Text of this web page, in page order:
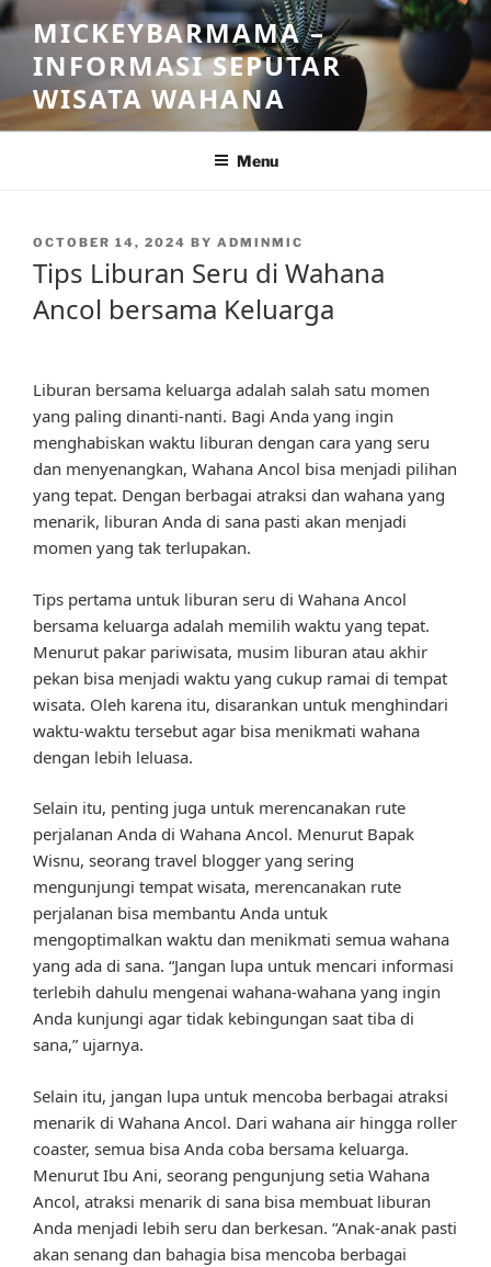
Skip
to
content
MICKEYBARMAMA –
INFORMASI SEPUTAR
WISATA WAHANA
Menu
POSTED
ON
OCTOBER 14, 2024 BY ADMINMIC
Tips Liburan Seru di Wahana
Ancol bersama Keluarga
Liburan bersama keluarga adalah salah satu momen
yang paling dinanti-nanti. Bagi Anda yang ingin
menghabiskan waktu liburan dengan cara yang seru
dan menyenangkan, Wahana Ancol bisa menjadi pilihan
yang tepat. Dengan berbagai atraksi dan wahana yang
menarik, liburan Anda di sana pasti akan menjadi
momen yang tak terlupakan.
Tips pertama untuk liburan seru di Wahana Ancol
bersama keluarga adalah memilih waktu yang tepat.
Menurut pakar pariwisata, musim liburan atau akhir
pekan bisa menjadi waktu yang cukup ramai di tempat
wisata. Oleh karena itu, disarankan untuk menghindari
waktu-waktu tersebut agar bisa menikmati wahana
dengan lebih leluasa.
Selain itu, penting juga untuk merencanakan rute
perjalanan Anda di Wahana Ancol. Menurut Bapak
Wisnu, seorang travel blogger yang sering
mengunjungi tempat wisata, merencanakan rute
perjalanan bisa membantu Anda untuk
mengoptimalkan waktu dan menikmati semua wahana
yang ada di sana. “Jangan lupa untuk mencari informasi
terlebih dahulu mengenai wahana-wahana yang ingin
Anda kunjungi agar tidak kebingungan saat tiba di
sana,” ujarnya.
Selain itu, jangan lupa untuk mencoba berbagai atraksi
menarik di Wahana Ancol. Dari wahana air hingga roller
coaster, semua bisa Anda coba bersama keluarga.
Menurut Ibu Ani, seorang pengunjung setia Wahana
Ancol, atraksi menarik di sana bisa membuat liburan
Anda menjadi lebih seru dan berkesan. “Anak-anak pasti
akan senang dan bahagia bisa mencoba berbagai